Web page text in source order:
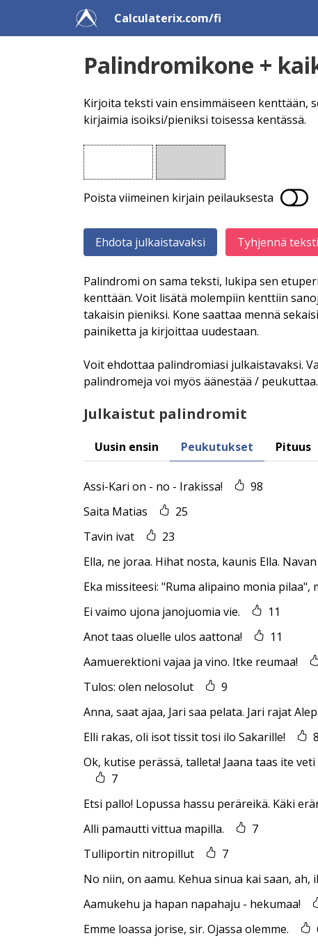
Calculaterix.com/fi
Palindromikone +
Kirjoita teksti vain ensimmäiseen kenttään,
kirjaimia isoiksi/pieniksi toisessa kentässä.
Poista viimeinen kirjain peilauksesta
Tyhjennä teksti
Palindromi on sama teksti, lukipa sen
kenttään. Voit lisätä molempiin kenttiin
takaisin pieniksi. Kone saattaa mennä
painiketta ja kirjoittaa uudestaan.
Voit ehdottaa palindromiasi julkaistavaksi.
palindromeja voi myös äänestää / peukuttaa.
Julkaistut palindromit
Uusin ensin Peukutukset Pituus
Assi-Kari on - no - Irakissa!
98
Saita Matias
25
Tavin ivat
23
Ella, ne joraa. Hihat nosta, kaunis Ella.
Eka missiteesi: "Ruma alipaino monia pilaa",
Ei vaimo ujona janojuomia vie.
11
Anot taas oluelle ulos aattona!
11
Aamuerektioni vajaa ja vino. Itke reumaa!
Tulos: olen nelosolut
9
Anna, saat ajaa, Jari saa pelata. Jari rajat
Elli rakas, oli isot tissit tosi ilo Sakarille!
8
Ok, kutise perässä, talleta! Jaana taas ite
7
Etsi pallo! Lopussa hassu peräreikä. Käki
Alli pamautti vittua mapilla.
7
Tulliportin nitropillut
7
No niin, on aamu. Kehua sinua kai saan,
Aamukehu ja hapan napahaju - hekumaa!
Emme loassa jorise, sir. Ojassa olemme.